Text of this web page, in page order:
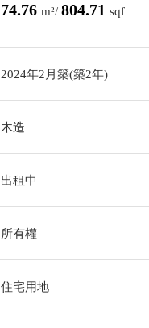
74.76 m²/ 804.71 sqf
2024年2月築(築2年)
木造
出租中
所有權
住宅用地